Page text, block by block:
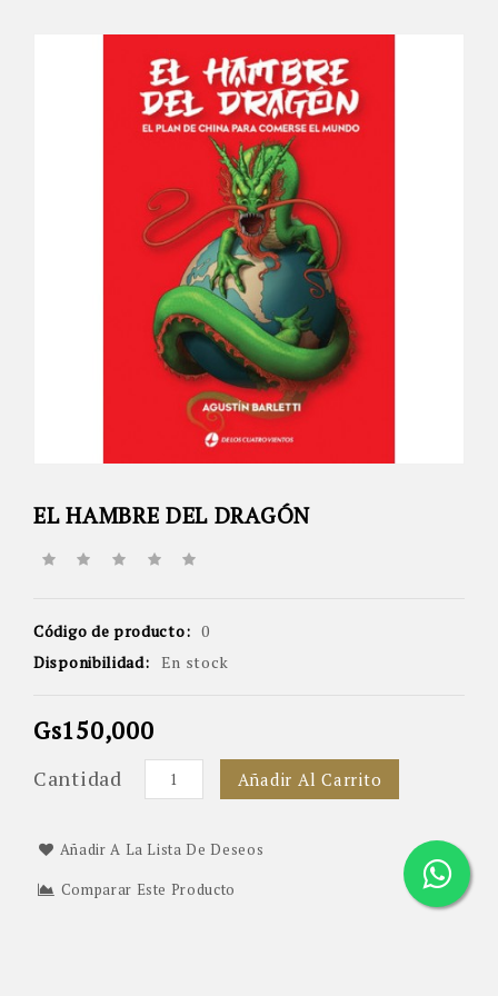
EL HAMBRE DEL DRAGÓN
Código de producto: 0
Disponibilidad: En stock
Gs150,000
Cantidad Añadir Al Carrito
Añadir A La Lista De Deseos
Comparar Este Producto